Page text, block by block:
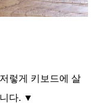
렇게 키보드에 살
다. ▼